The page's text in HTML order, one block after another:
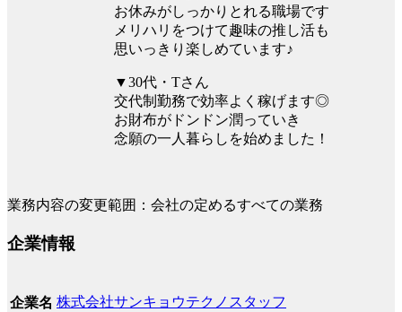
お休みがしっかりとれる職場です
メリハリをつけて趣味の推し活も
思いっきり楽しめています♪
▼30代・Tさん
交代制勤務で効率よく稼げます◎
お財布がドンドン潤っていき
念願の一人暮らしを始めました！
業務内容の変更範囲：会社の定めるすべての業務
企業情報
企業名 株式会社サンキョウテクノスタッフ